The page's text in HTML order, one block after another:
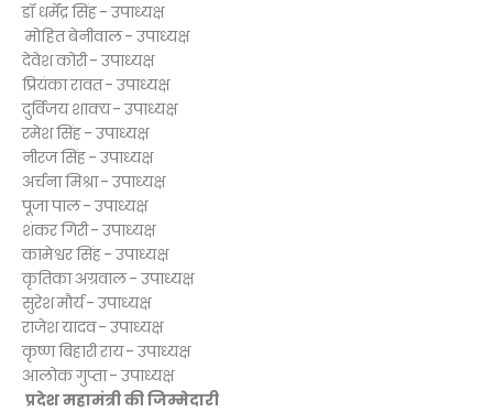
डॉ धर्मेंद्र सिंह - उपाध्यक्ष
मोहित बेनीवाल - उपाध्यक्ष
देवेश कोरी - उपाध्यक्ष
प्रियंका रावत - उपाध्यक्ष
दुर्विजय शाक्य - उपाध्यक्ष
रमेश सिंह - उपाध्यक्ष
नीरज सिंह - उपाध्यक्ष
अर्चना मिश्रा - उपाध्यक्ष
पूजा पाल - उपाध्यक्ष
शंकर गिरी - उपाध्यक्ष
कामेश्वर सिंह - उपाध्यक्ष
कृतिका अग्रवाल - उपाध्यक्ष
सुरेश मौर्य - उपाध्यक्ष
राजेश यादव - उपाध्यक्ष
कृष्ण बिहारी राय - उपाध्यक्ष
आलोक गुप्ता - उपाध्यक्ष
प्रदेश महामंत्री की जिम्मेदारी